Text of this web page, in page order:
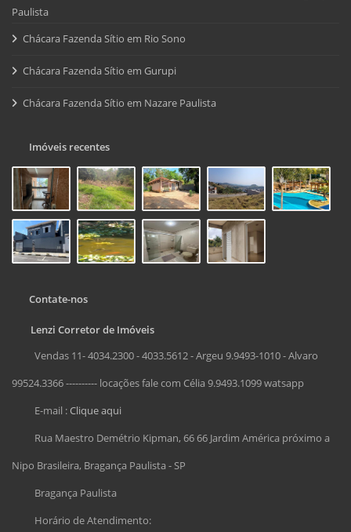
Paulista
Chácara Fazenda Sítio em Rio Sono
Chácara Fazenda Sítio em Gurupi
Chácara Fazenda Sítio em Nazare Paulista
Imóveis recentes
Contate-nos
Lenzi Corretor de Imóveis
Vendas 11- 4034.2300 - 4033.5612 - Argeu 9.9493-1010 - Alvaro
99524.3366 ---------- locações fale com Célia 9.9493.1099 watsapp
E-mail :Clique aqui
Rua Maestro Demétrio Kipman, 66 66 Jardim América próximo a
Nipo Brasileira, Bragança Paulista - SP
Bragança Paulista
Horário de Atendimento: